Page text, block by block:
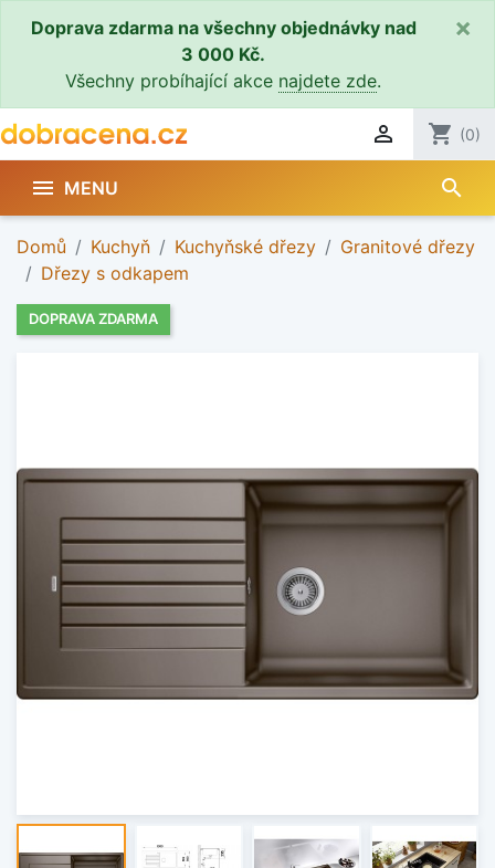
Doprava zdarma na všechny objednávky nad
3 000 Kč.
Všechny probíhající akce najdete zde.
×
 shopping_cart (0)
 MENU search
Domů Kuchyň Kuchyňské dřezy
Granitové dřezy
Dřezy s odkapem
DOPRAVA ZDARMA